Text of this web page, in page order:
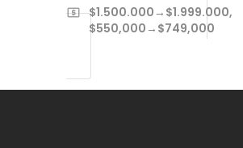
$1.500.000→$1.999.000,
$550,000→$749,000